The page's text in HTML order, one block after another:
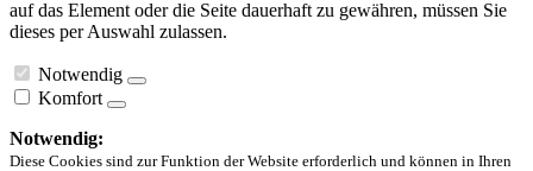
auf das Element oder die Seite dauerhaft zu gewähren, müssen Sie
dieses per Auswahl zulassen.
Notwendig
Komfort
Notwendig:
Diese Cookies sind zur Funktion der Website erforderlich und können in Ihren